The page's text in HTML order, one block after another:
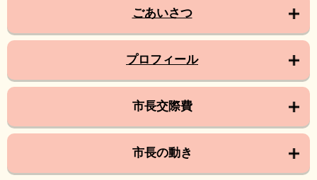
ごあいさつ
プロフィール
市長交際費
市長の動き